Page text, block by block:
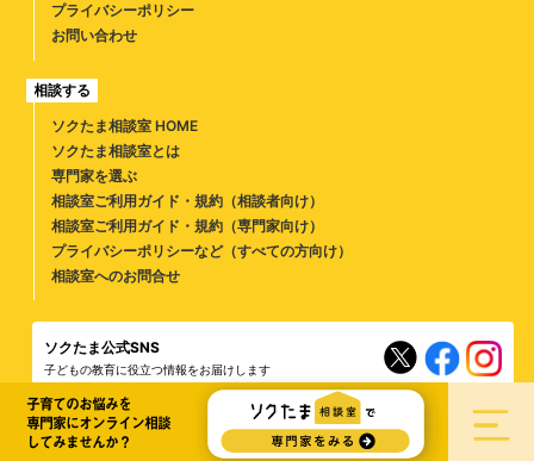
プライバシーポリシー
お問い合わせ
相談する
ソクたま相談室 HOME
ソクたま相談室とは
専門家を選ぶ
相談室ご利用ガイド・規約（相談者向け）
相談室ご利用ガイド・規約（専門家向け）
プライバシーポリシーなど（すべての方向け）
相談室へのお問合せ
ソクたま公式SNS
子どもの教育に役立つ情報をお届けします
ソクラテスのたまごとは スタッフ募集 広告募集について 運営会社
Copyright© SUI Co.,Ltd. All right reserved.
子育てのお悩みを
専門家にオンライン相談
してみませんか？